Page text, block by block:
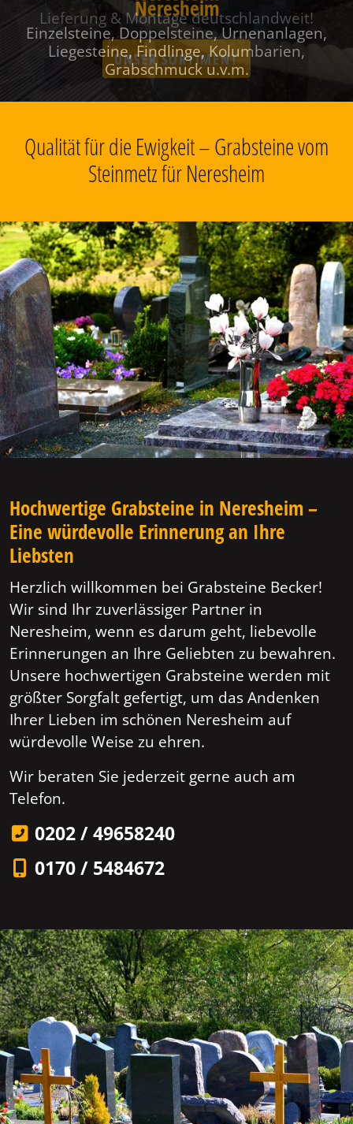
Neresheim
Einzelsteine, Doppelsteine, Urnenanlagen,
Liegesteine, Findlinge, Kolumbarien,
Grabschmuck u.v.m.
Qualität für die Ewigkeit – Grabsteine vom
Steinmetz für Neresheim
Hochwertige Grabsteine in Neresheim –
Eine würdevolle Erinnerung an Ihre
Liebsten
Herzlich willkommen bei Grabsteine Becker!
Wir sind Ihr zuverlässiger Partner in
Neresheim, wenn es darum geht, liebevolle
Erinnerungen an Ihre Geliebten zu bewahren.
Unsere hochwertigen Grabsteine werden mit
größter Sorgfalt gefertigt, um das Andenken
Ihrer Lieben im schönen Neresheim auf
würdevolle Weise zu ehren.
Wir beraten Sie jederzeit gerne auch am
Telefon.
0202 / 49658240
0170 / 5484672